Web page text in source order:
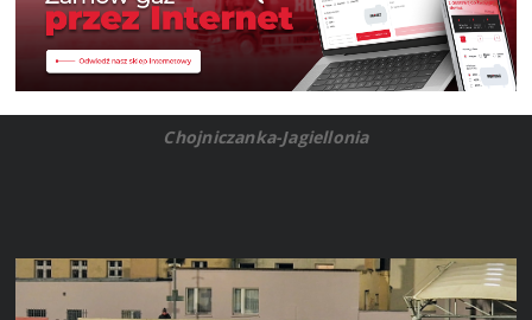
Chojniczanka-Jagiellonia